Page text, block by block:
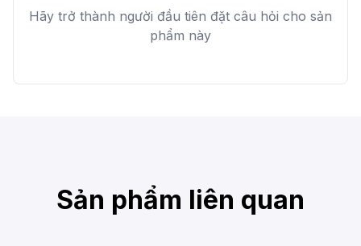
Hãy trở thành người đầu tiên đặt câu hỏi cho sản
phẩm này
Sản phẩm liên quan